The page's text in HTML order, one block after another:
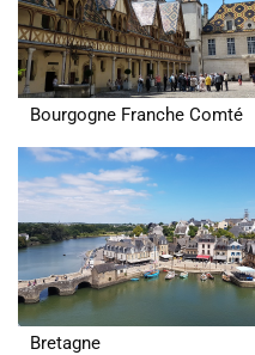
Bourgogne Franche Comté
Bretagne